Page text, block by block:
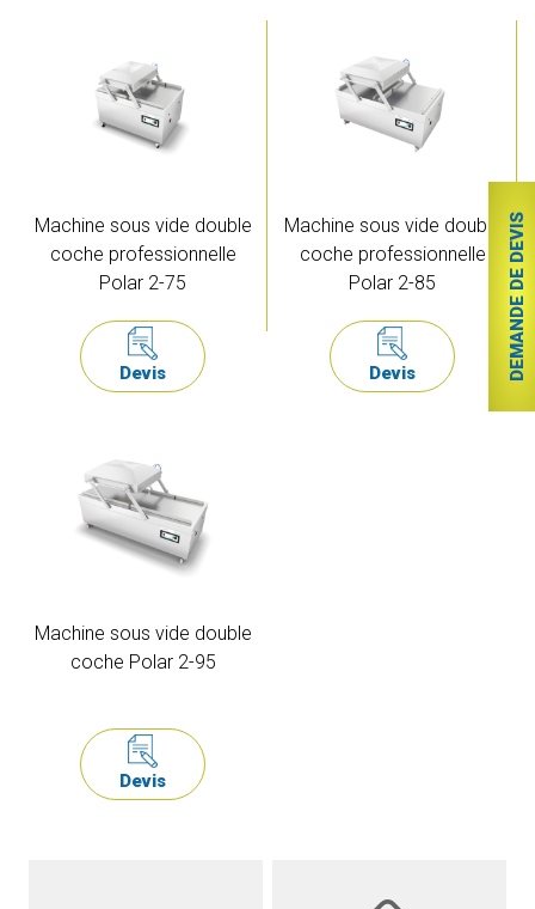
DEMANDE DE DEVIS
Machine sous vide double
coche professionnelle
Polar 2-75
Devis
Machine sous vide double
coche professionnelle
Polar 2-85
Devis
Machine sous vide double
coche Polar 2-95
Devis